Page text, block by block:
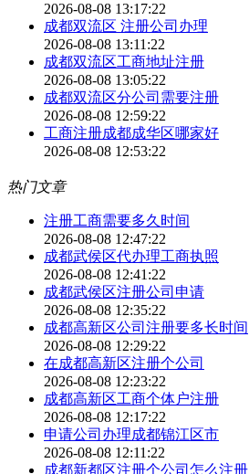
2026-08-08 13:17:22
成都双流区 注册公司办理
2026-08-08 13:11:22
成都双流区工商地址注册
2026-08-08 13:05:22
成都双流区分公司需要注册
2026-08-08 12:59:22
工商注册成都成华区哪家好
2026-08-08 12:53:22
热门文章
注册工商需要多久时间
2026-08-08 12:47:22
成都武侯区代办理工商执照
2026-08-08 12:41:22
成都武侯区注册公司申请
2026-08-08 12:35:22
成都高新区公司注册要多长时间
2026-08-08 12:29:22
在成都高新区注册个公司
2026-08-08 12:23:22
成都高新区工商个体户注册
2026-08-08 12:17:22
申请公司办理成都锦江区市
2026-08-08 12:11:22
成都新都区注册个公司怎么注册